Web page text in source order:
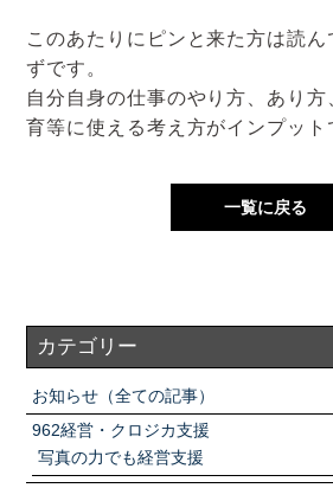
このあたりにピンと来た方は読
ずです。
自分自身の仕事のやり方、あり
育等に使える考え方がインプット
一覧に戻る
カテゴリー
お知らせ（全ての記事）
962経営・クロジカ支援
写真の力でも経営支援